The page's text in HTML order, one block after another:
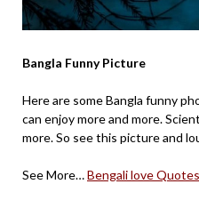
Bangla Funny Picture
Here are some Bangla funny
can enjoy more and more.
more. So see this picture and
See More…Bengali love